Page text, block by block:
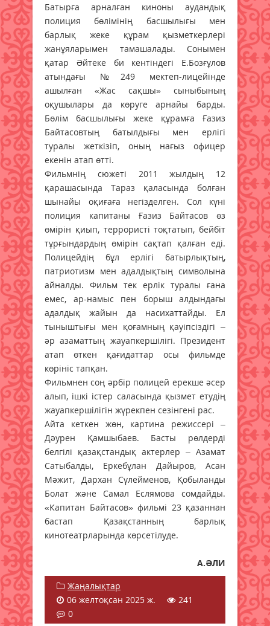
Батырға арналған киноны аудандық
полиция бөлімінің басшылығы мен
барлық жеке құрам қызметкерлері
жанұяларымен тамашалады. Сонымен
қатар Әйтеке би кентіндегі Е.Бозғұлов
атындағы №249 мектеп-лицейінде
ашылған «Жас сақшы» сыныбының
оқушылары да көруге арнайы барды.
Бөлім басшылығы жеке құрамға Ғазиз
Байтасовтың батылдығы мен ерлігі
туралы жеткізіп, оның нағыз офицер
екенін атап өтті.
Фильмнің сюжеті 2011 жылдың 12
қарашасында Тараз қаласында болған
шынайы оқиғаға негізделген. Сол күні
полиция капитаны Ғазиз Байтасов өз
өмірін қиып, террористі тоқтатып, бейбіт
тұрғындардың өмірін сақтап қалған еді.
Полицейдің бұл ерлігі батырлықтың,
патриотизм мен адалдықтың символына
айналды. Фильм тек ерлік туралы ғана
емес, ар-намыс пен борыш алдындағы
адалдық жайын да насихаттайды. Ел
тыныштығы мен қоғамның қауіпсіздігі –
әр азаматтың жауапкершілігі. Президент
атап өткен қағидаттар осы фильмде
көрініс тапқан.
Фильмнен соң әрбір полицей ерекше әсер
алып, ішкі істер саласында қызмет етудің
жауапкершілігін жүрекпен сезінгені рас.
Айта кеткен жөн, картина режиссері –
Дәурен Қамшыбаев. Басты рөлдерді
белгілі қазақстандық актерлер – Азамат
Сатыбалды, Еркебұлан Дайыров, Асан
Мәжит, Дархан Сүлейменов, Қобыланды
Болат және Самал Еслямова сомдайды.
«Капитан Байтасов» фильмі 23 қазаннан
бастап Қазақстанның барлық
кинотеатрларында көрсетілуде.
А.ӘЛИ
Жаңалықтар
06 желтоқсан 2025 ж.
241
0